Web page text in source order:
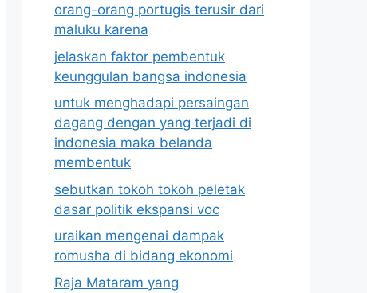
orang-orang portugis terusir dari
maluku karena
jelaskan faktor pembentuk
keunggulan bangsa indonesia
untuk menghadapi persaingan
dagang dengan yang terjadi di
indonesia maka belanda
membentuk
sebutkan tokoh tokoh peletak
dasar politik ekspansi voc
uraikan mengenai dampak
romusha di bidang ekonomi
Raja Mataram yang